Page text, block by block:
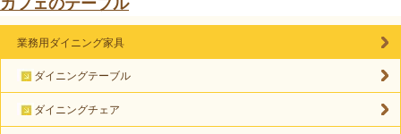
業務用ダイニング家具
ダイニングテーブル
ダイニングチェア